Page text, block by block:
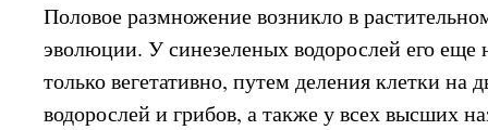
Половое размножение возникло в
эволюции. У синезеленых водорослей его
только вегетативно, путем деления клетки на
водорослей и грибов, а также у всех высших